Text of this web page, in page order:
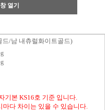
열기
드/남 내츄럴화이트골드)
기본 KS16호 기준 입니다.
다 차이는 있을 수 있습니다.